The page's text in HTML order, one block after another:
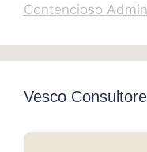
Contencioso
Vesco